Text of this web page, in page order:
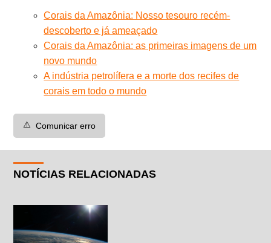
Corais da Amazônia: Nosso tesouro recém-
descoberto e já ameaçado
Corais da Amazônia: as primeiras imagens de um
novo mundo
A indústria petrolífera e a morte dos recifes de
corais em todo o mundo
⚠️ Comunicar erro
NOTÍCIAS RELACIONADAS